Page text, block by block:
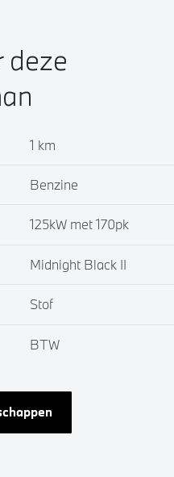
deze
1 km
Benzine
125kW met 170pk
Midnight Black II
Stof
BTW